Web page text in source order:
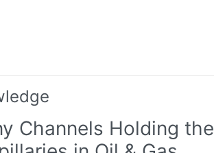
Channels Holding the